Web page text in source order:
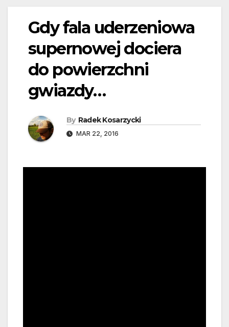
Gdy fala uderzeniowa
supernowej dociera
do powierzchni
gwiazdy…
By Radek Kosarzycki
MAR 22, 2016